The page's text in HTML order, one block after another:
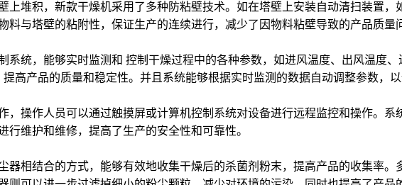
上堆积，新款干燥机采用了多种防粘壁技术。如在塔壁上安装自动清扫装置
料与塔壁的粘附性，保证生产的连续进行，减少了因物料粘壁导致的产品质量
系统，能够实时监测和 控制干燥过程中的各种参数，如进风温度、出风温度
高产品的质量和稳定性。并且系统能够根据实时监测的数据自动调整参数，
，操作人员可以通过触摸屏或计算机控制系统对设备进行远程监控和操作。
维护和维修，提高了生产的安全性和可靠性。
器相结合的方式，能够有效地收集干燥后的杀菌剂粉末，提高产品的收集率